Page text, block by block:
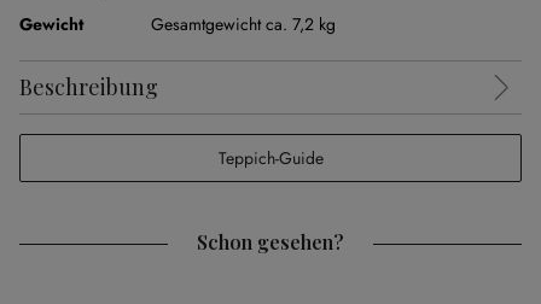
Gewicht
Gesamtgewicht ca. 7,2 kg
Beschreibung
Teppich-Guide
Schon gesehen?